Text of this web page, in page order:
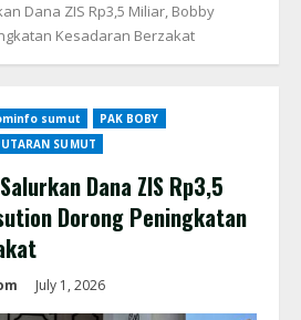
Dana ZIS Rp3,5 Miliar, Bobby
Kesadaran Berzakat
sumut
PAK BOBY
SUMUT
Dana ZIS Rp3,5
Dorong Peningkatan
July 1, 2026